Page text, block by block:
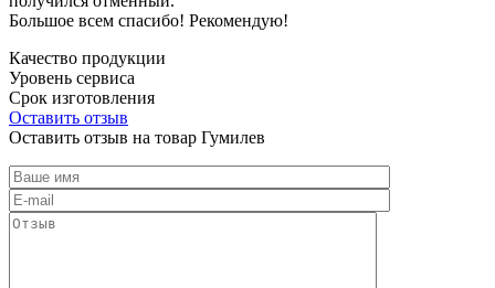
Большое всем спасибо! Рекомендую!
Качество продукции
Уровень сервиса
Срок изготовления
Оставить отзыв
Оставить отзыв на товар Гумилев